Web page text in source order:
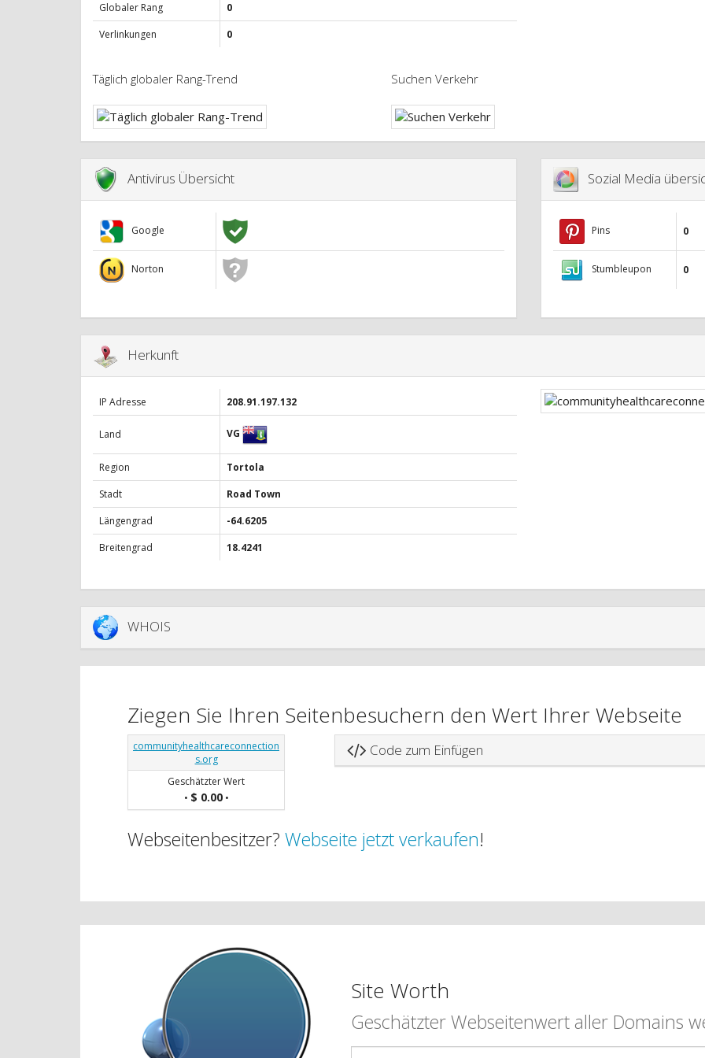
Globaler Rang
0
Verlinkungen
0
Täglich globaler Rang-Trend Suchen Verkehr
Antivirus Übersicht
Google
Norton
Sozial Media
Pins 0
Stumbleupon 0
Herkunft
IP Adresse 208.91.197.132
Land VG
Region
Tortola
Stadt
Road Town
Längengrad
-64.6205
Breitengrad
18.4241
WHOIS
Ziegen Sie Ihren Seitenbesuchern den Wert Ihrer Webseite
communityhealthcareconnection
s.org
Geschätzter Wert
• $ 0.00•
Code zum Einfügen
Webseitenbesitzer? Webseite jetzt verkaufen!
Site Worth
Geschätzter Webseitenwert aller Domains